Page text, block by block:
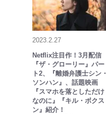
2023.2.27
Netflix注目作！3月配信
『ザ・グローリー』パー
ト2、『離婚弁護士シン・
ソンハン』、話題映画
『スマホを落としただけ
なのに』『キル・ボクス
ン』紹介！